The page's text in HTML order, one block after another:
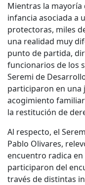
Mientras la mayoría
infancia asociada a
protectoras, miles
una realidad muy
punto de partida,
funcionarios de los
Seremi de
participaron en una
acogimiento
la restitución de
Al respecto, el
Pablo Olivares,
encuentro radica
participaron del
través de distintas